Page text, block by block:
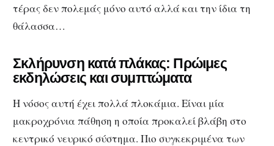
τέρας δεν πολεμάς μόνο αυτό αλλά και την ίδια τη
θάλασσα…
Σκλήρυνση κατά πλάκας: Πρώιμες
εκδηλώσεις και συμπτώματα
Η νόσος αυτή έχει πολλά πλοκάμια. Είναι μία
μακροχρόνια πάθηση η οποία προκαλεί βλάβη στο
κεντρικό νευρικό σύστημα. Πιο συγκεκριμένα των